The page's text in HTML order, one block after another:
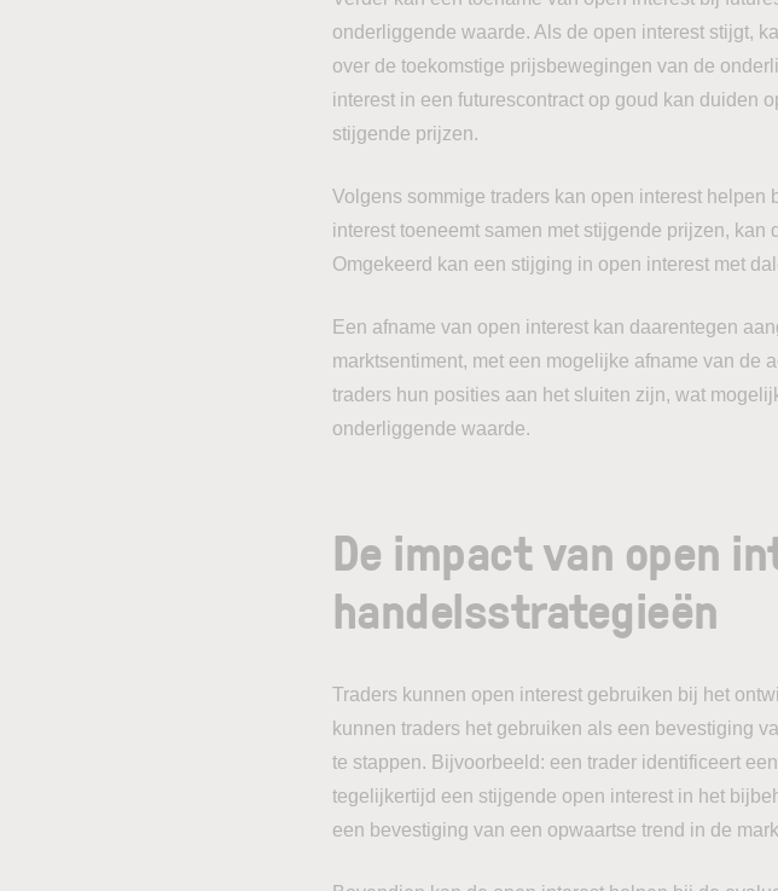
onderliggende waarde. Als de open interest stijgt,
over de toekomstige prijsbewegingen van de
interest in een futurescontract op goud kan duiden
stijgende prijzen.
Volgens sommige traders kan open interest
interest toeneemt samen met stijgende prijzen,
Omgekeerd kan een stijging in open interest met
Een afname van open interest kan daarentegen
marktsentiment, met een mogelijke afname van de
traders hun posities aan het sluiten zijn, wat
onderliggende waarde.
De impact van open
handelsstrategieën
Traders kunnen open interest gebruiken bij het
kunnen traders het gebruiken als een bevestiging
te stappen. Bijvoorbeeld: een trader identificeert
tegelijkertijd een stijgende open interest in het
een bevestiging van een opwaartse trend in de